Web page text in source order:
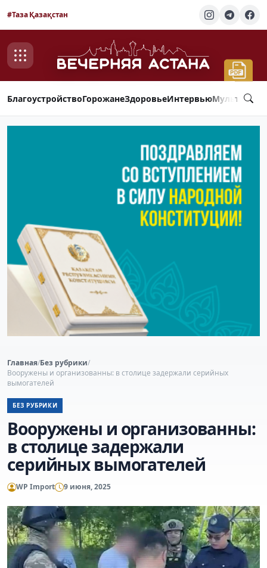
#Таза Қазақстан
БлагоустройствоГорожанеЗдоровьеИнтервью
Главная/Без рубрики/
Вооружены и организованны: в столице задержали серийных
вымогателей
БЕЗ РУБРИКИ
Вооружены и организованны:
в столице задержали
серийных вымогателей
WP Import 9 июня, 2025